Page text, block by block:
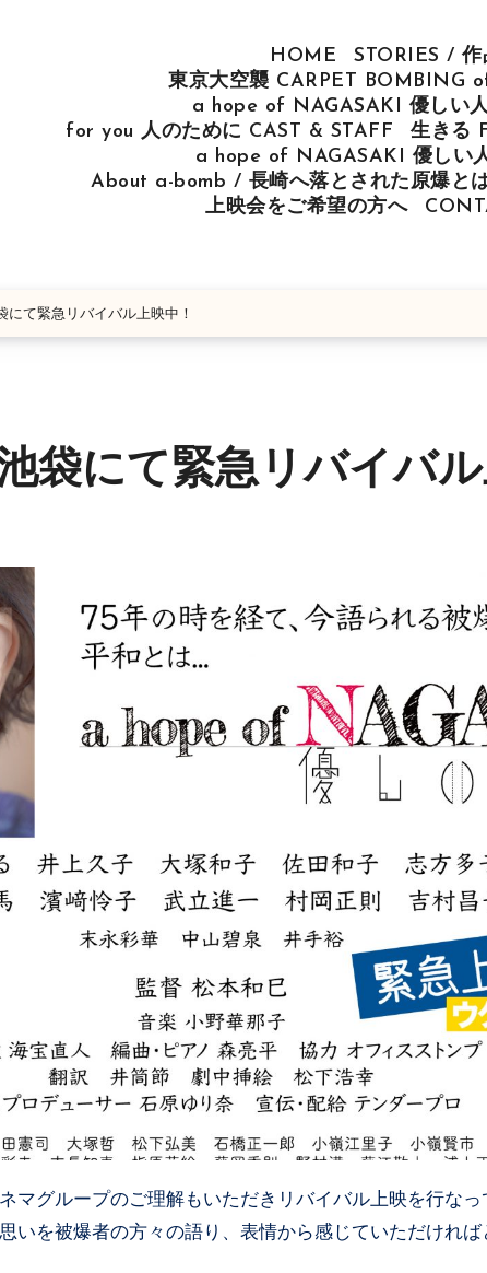
HOME
STORIES / 作
東京大空襲 CARPET BOMBING
a hope of NAGASAKI 優しい
for you 人のために CAST & STAFF
生きる
a hope of NAGASAKI 優しい
About a-bomb / 長崎へ落とされた原爆と
上映会をご希望の方へ
にて緊急リバイバル上映中！
袋にて緊急リバイバル
マグループのご理解もいただきリバイバル上映を行なっ
いを被爆者の方々の語り、表情から感じていただければ